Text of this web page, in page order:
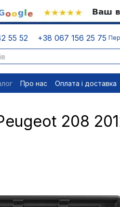
55 52 +38 067 156 25 75
Про нас Оплата і доставка
документи Відписатися
208